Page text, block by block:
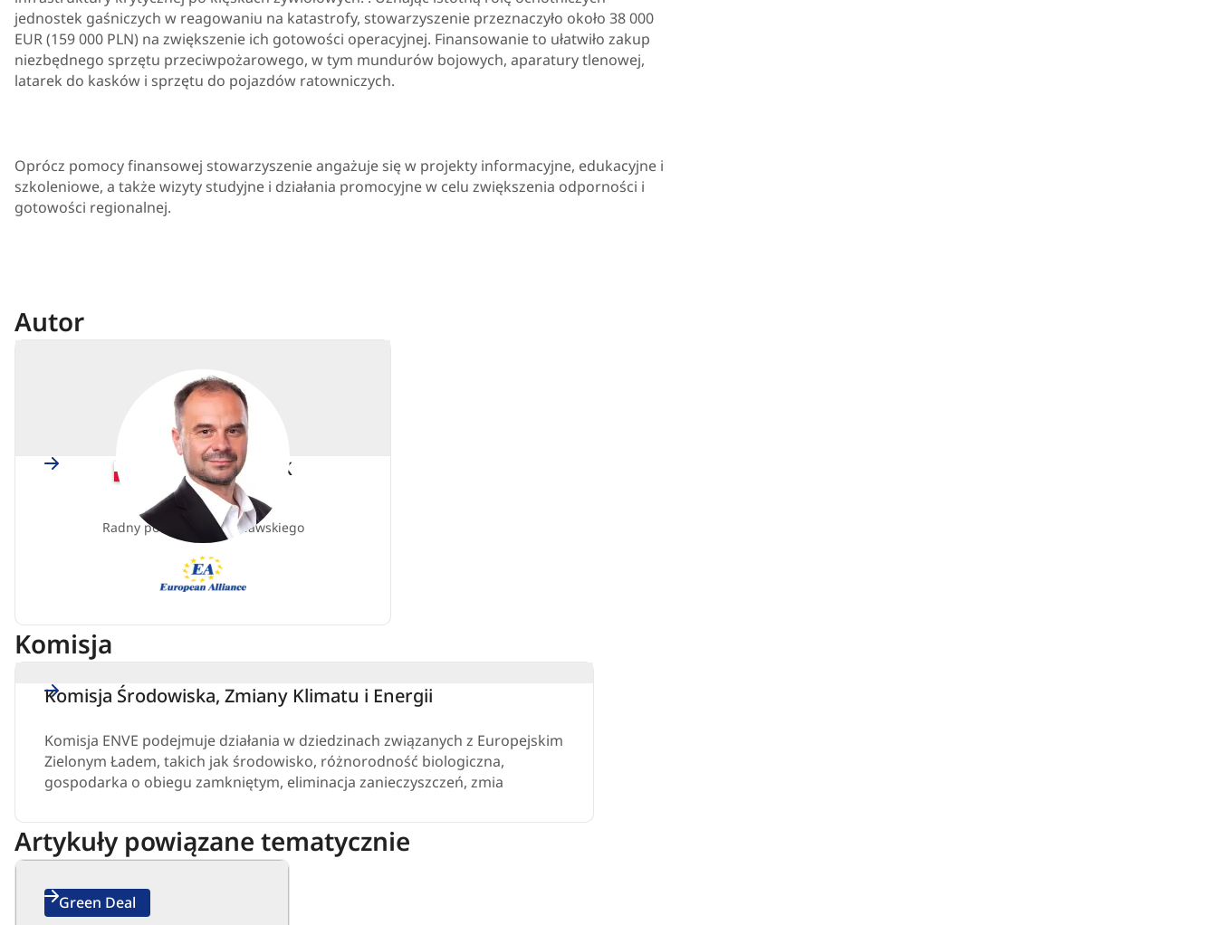
jednostek gaśniczych w reagowaniu na katastrofy, stowarzyszenie przeznaczyło około 38 000
EUR (159 000 PLN) na zwiększenie ich gotowości operacyjnej. Finansowanie to ułatwiło zakup
niezbędnego sprzętu przeciwpożarowego, w tym mundurów bojowych, aparatury tlenowej,
latarek do kasków i sprzętu do pojazdów ratowniczych.
Oprócz pomocy finansowej stowarzyszenie angażuje się w projekty informacyjne, edukacyjne i
szkoleniowe, a także wizyty studyjne i działania promocyjne w celu zwiększenia odporności i
gotowości regionalnej.
Autor
Adam BANASZAK
Członkini/członek
Radny powiatu inowrocławskiego
EA
(Grupa
Europejskiego)
Komisja
Komisja Środowiska, Zmiany Klimatu i Energii
Komisja ENVE podejmuje działania w dziedzinach związanych z Europejskim
Zielonym Ładem, takich jak środowisko, różnorodność biologiczna,
gospodarka o obiegu zamkniętym, eliminacja zanieczyszczeń, zmia
Artykuły powiązane tematycznie
Green Deal